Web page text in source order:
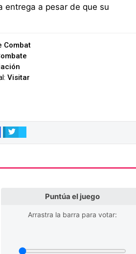
entrega a pesar de que su
Combat
Visitar
Puntúa el juego
Arrastra la barra para votar: